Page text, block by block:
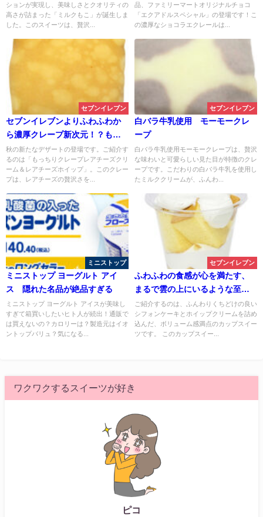
ションが実現し、美味しさとクオリティの
高さが詰まった「ミルクもこ」が誕生しま
した。このスイーツは、贅沢...
品、ファミリーマートオリジナルチョコ
「エクアドルスペシャル」の登場です！こ
の濃厚なショコラエクレールは...
セブンイレブン
セブンイレブンよりふわふわか
ら濃厚クレープ新次元！？もっ
ちりクレープレアチーズクリー
ム＆レアチーズホイップ
秋の新たなデザートの登場です。ご紹介す
るのは「もっちりクレープレアチーズクリ
ーム＆レアチーズホイップ」。このクレー
プは、レアチーズの贅沢さを...
セブンイレブン
白バラ牛乳使用 モーモークレ
ープ
白バラ牛乳使用モーモークレープは、贅沢
な味わいと可愛らしい見た目が特徴のクレ
ープです。こだわりの白バラ牛乳を使用し
たミルククリームが、ふんわ...
ミニストップ
ミニストップ ヨーグルト アイ
ス 隠れた名品が絶品すぎる
ミニストップ ヨーグルト アイスが美味し
すぎて箱買いしたいヒト人が続出！通販で
は買えないの？カロリーは？製造元はイオ
ントップバリュ？気になる...
セブンイレブン
ふわふわの食感が心を満たす、
まるで雲の上にいるような至福
体験。ふんわりクリームシフォ
ン
ご紹介するのは、ふんわりくちどけの良い
シフォンケーキとホイップクリームを詰め
込んだ、ボリューム感満点のカップスイー
ツです。 このカップスイー...
ワクワクするスイーツが好き
ピコ